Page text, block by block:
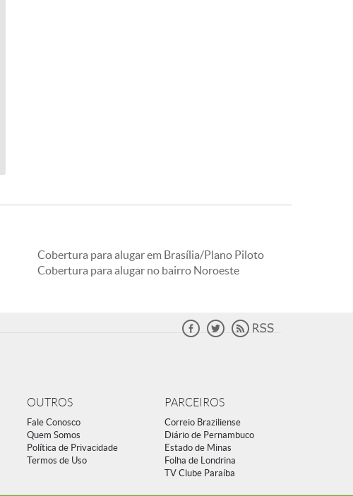
Cobertura para alugar em Brasília/Plano Piloto
Cobertura para alugar no bairro Noroeste
OUTROS
Fale Conosco
Quem Somos
Política de Privacidade
Termos de Uso
PARCEIROS
Correio Braziliense
Diário de Pernambuco
Estado de Minas
Folha de Londrina
TV Clube Paraíba